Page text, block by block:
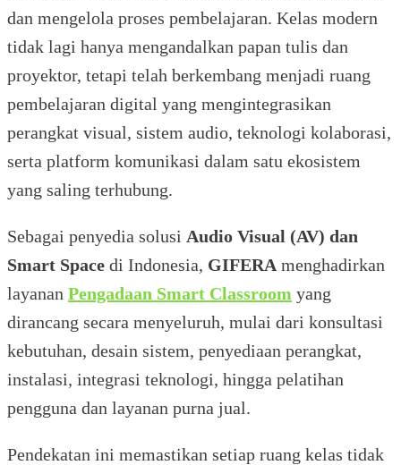
dan mengelola proses pembelajaran. Kelas modern
tidak lagi hanya mengandalkan papan tulis dan
proyektor, tetapi telah berkembang menjadi ruang
pembelajaran digital yang mengintegrasikan
perangkat visual, sistem audio, teknologi kolaborasi,
serta platform komunikasi dalam satu ekosistem
yang saling terhubung.
Sebagai penyedia solusi Audio Visual (AV) dan
Smart Space di Indonesia, GIFERA menghadirkan
layanan Pengadaan Smart Classroom yang
dirancang secara menyeluruh, mulai dari konsultasi
kebutuhan, desain sistem, penyediaan perangkat,
instalasi, integrasi teknologi, hingga pelatihan
pengguna dan layanan purna jual.
Pendekatan ini memastikan setiap ruang kelas tidak